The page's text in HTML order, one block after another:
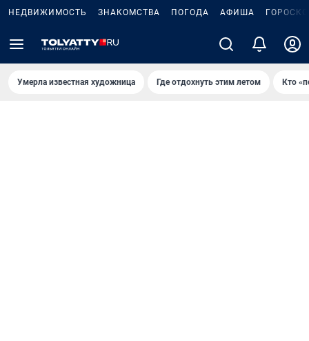
НЕДВИЖИМОСТЬ ЗНАКОМСТВА ПОГОДА АФИША
Умерла известная художница Где отдохнуть этим летом Кто